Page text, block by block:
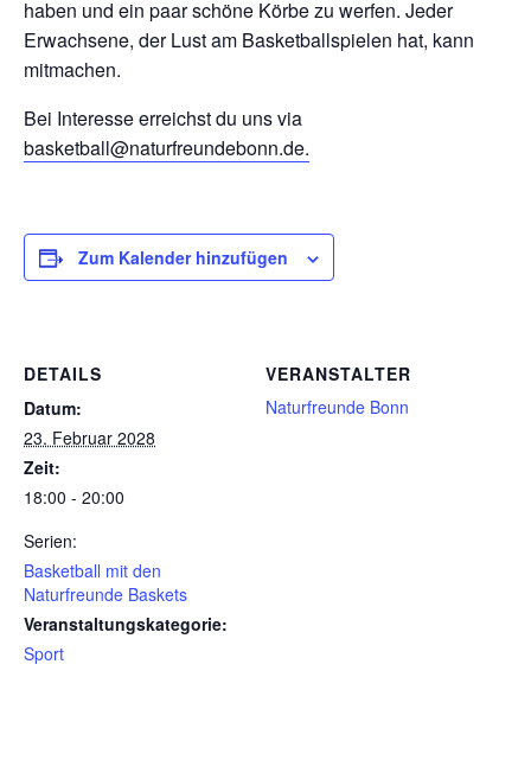
haben und ein paar schöne Körbe zu werfen. Jeder
Erwachsene, der Lust am Basketballspielen hat, kann
mitmachen.
Bei Interesse erreichst du uns via
basketball@naturfreundebonn.de.
Zum Kalender hinzufügen
DETAILS
Datum:
23. Februar 2028
Zeit:
18:00 - 20:00
Serien:
Basketball mit den
Naturfreunde Baskets
Veranstaltungskategorie:
Sport
VERANSTALTER
Naturfreunde Bonn